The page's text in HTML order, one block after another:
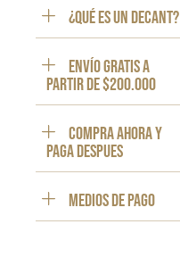
¿Qué es un decant?
ENVÍO GRATIS a
partir de $200.000
Compra ahora y
paga despues
Medios de pago